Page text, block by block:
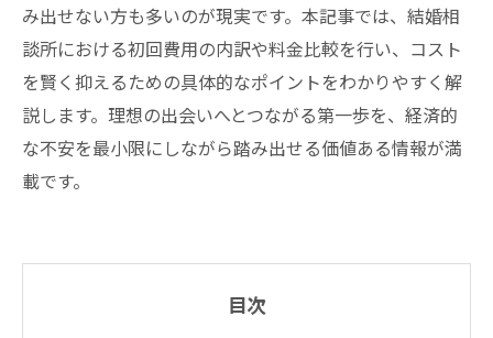
み出せない方も多いのが現実です。本記事では、結婚相
談所における初回費用の内訳や料金比較を行い、コスト
を賢く抑えるための具体的なポイントをわかりやすく解
説します。理想の出会いへとつながる第一歩を、経済的
な不安を最小限にしながら踏み出せる価値ある情報が満
載です。
目次